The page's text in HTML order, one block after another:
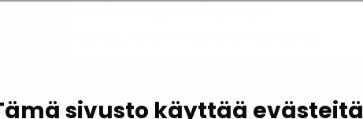
sivusto käyttää evästeitä
kuin kateutta naapurin Espanjan
työttömyyttä, sairautta,
on jopa nälkää tai halvinta
surua lasten puolesta, koska heille ei ole
huvipuistoon.